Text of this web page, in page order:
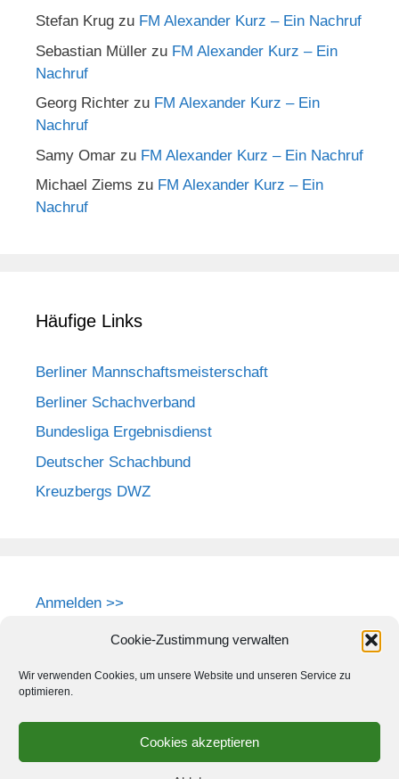
Cookie-Zustimmung verwalten
Wir verwenden Cookies, um unsere Website und unseren Service zu
optimieren.
Cookies akzeptieren
Stefan Krug zu FM Alexander Kurz – Ein Nachruf
Sebastian Müller zu FM Alexander Kurz – Ein
Nachruf
Georg Richter zu FM Alexander Kurz – Ein
Nachruf
Samy Omar zu FM Alexander Kurz – Ein Nachruf
Michael Ziems zu FM Alexander Kurz – Ein
Nachruf
Häufige Links
Berliner Mannschaftsmeisterschaft
Berliner Schachverband
Bundesliga Ergebnisdienst
Deutscher Schachbund
Kreuzbergs DWZ
Anmelden >>